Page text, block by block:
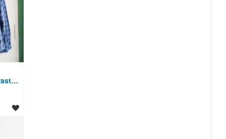
Only & Sons modra karirasta XXL srajca z dolgimi rokavi